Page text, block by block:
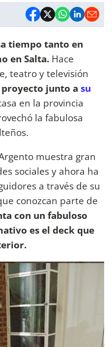
tiempo tanto en
en Salta. Hace
teatro y televisión
junto a su
en la provincia
la fabulosa
muestra gran
sociales y ahora ha
a través de su
conozcan parte de
con un fabuloso
es el deck que